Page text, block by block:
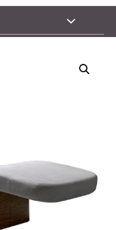
Attiva/